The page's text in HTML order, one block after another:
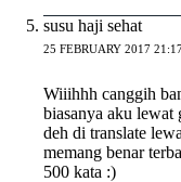
susu haji sehat
25 FEBRUARY 2017
Wiiihhh canggih
biasanya aku lewat
deh di translate
memang benar
500 kata :)